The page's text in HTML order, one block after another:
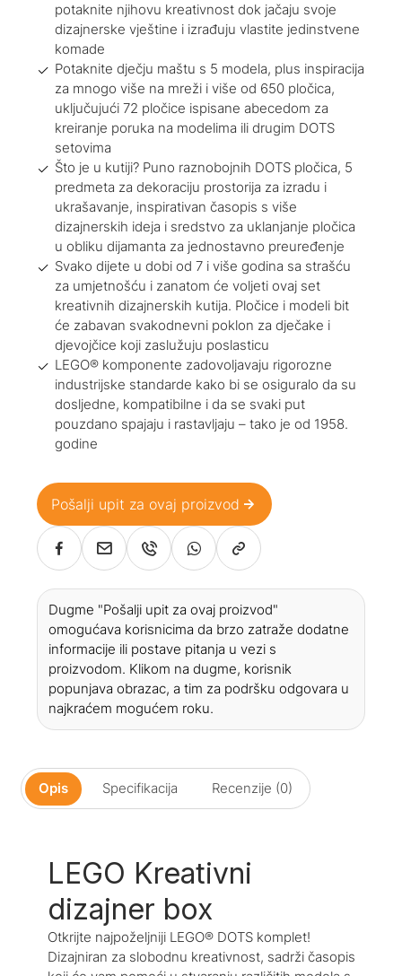
potaknite njihovu kreativnost dok jačaju svoje
dizajnerske vještine i izrađuju vlastite jedinstvene
komade
Potaknite dječju maštu s 5 modela, plus inspiracija
za mnogo više na mreži i više od 650 pločica,
uključujući 72 pločice ispisane abecedom za
kreiranje poruka na modelima ili drugim DOTS
setovima
Što je u kutiji? Puno raznobojnih DOTS pločica, 5
predmeta za dekoraciju prostorija za izradu i
ukrašavanje, inspirativan časopis s više
dizajnerskih ideja i sredstvo za uklanjanje pločica
u obliku dijamanta za jednostavno preuređenje
Svako dijete u dobi od 7 i više godina sa strašću
za umjetnošću i zanatom će voljeti ovaj set
kreativnih dizajnerskih kutija. Pločice i modeli bit
će zabavan svakodnevni poklon za dječake i
djevojčice koji zaslužuju poslasticu
LEGO® komponente zadovoljavaju rigorozne
industrijske standarde kako bi se osiguralo da su
dosljedne, kompatibilne i da se svaki put
pouzdano spajaju i rastavljaju – tako je od 1958.
godine
Pošalji upit za ovaj proizvod
Dugme "Pošalji upit za ovaj proizvod"
omogućava korisnicima da brzo zatraže dodatne
informacije ili postave pitanja u vezi s
proizvodom. Klikom na dugme, korisnik
popunjava obrazac, a tim za podršku odgovara u
najkraćem mogućem roku.
Opis Specifikacija Recenzije (0)
LEGO Kreativni
dizajner box
Otkrijte najpoželjniji LEGO® DOTS komplet!
Dizajniran za slobodnu kreativnost, sadrži časopis